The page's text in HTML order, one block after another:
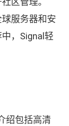
服务器和安
，Signal轻
绍包括高清